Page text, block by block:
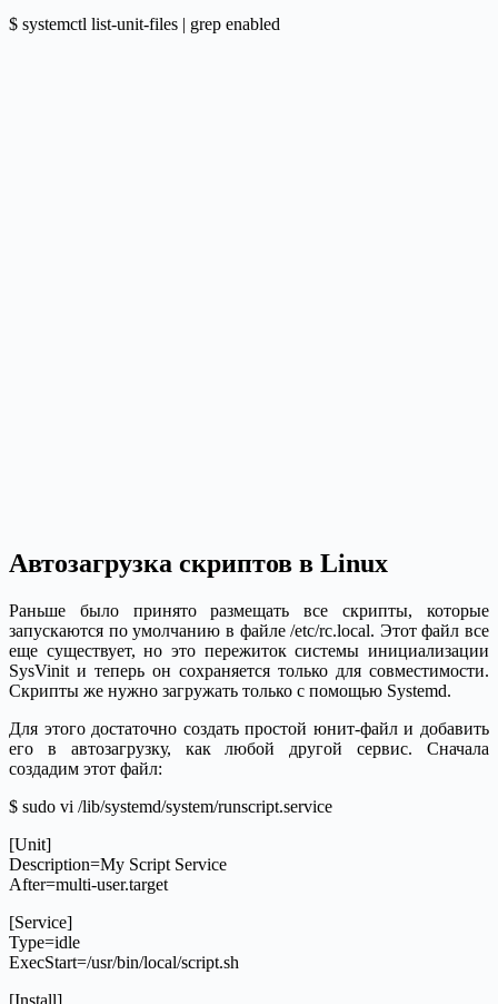
$ systemctl list-unit-files | grep enabled
Автозагрузка скриптов в Linux
Раньше было принято размещать все скрипты, которые
запускаются по умолчанию в файле /etc/rc.local. Этот файл все
еще существует, но это пережиток системы инициализации
SysVinit и теперь он сохраняется только для совместимости.
Скрипты же нужно загружать только с помощью Systemd.
Для этого достаточно создать простой юнит-файл и добавить
его в автозагрузку, как любой другой сервис. Сначала
создадим этот файл:
$ sudo vi /lib/systemd/system/runscript.service
[Unit]
Description=My Script Service
After=multi-user.target
[Service]
Type=idle
ExecStart=/usr/bin/local/script.sh
[Install]